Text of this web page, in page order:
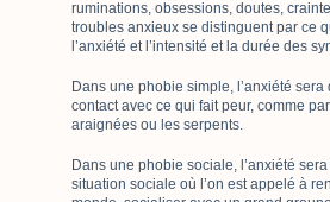
ruminations, obsessions, doutes,
troubles anxieux se distinguent par ce
l’anxiété et l’intensité et la durée des
Dans une phobie simple, l’anxiété
contact avec ce qui fait peur, comme
araignées ou les serpents.
Dans une phobie sociale, l’anxiété
situation sociale où l’on est appelé à